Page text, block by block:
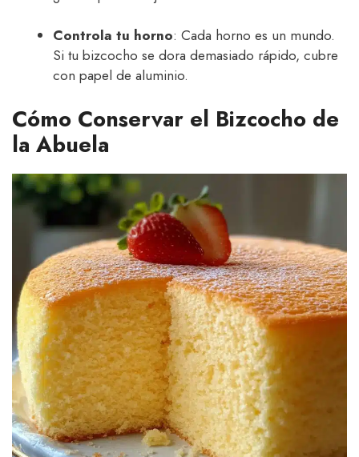
Controla tu horno: Cada horno es un mundo.
Si tu bizcocho se dora demasiado rápido, cubre
con papel de aluminio.
Cómo Conservar el Bizcocho de
la Abuela